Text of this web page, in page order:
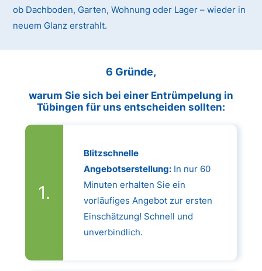
ob Dachboden, Garten, Wohnung oder Lager – wieder in
neuem Glanz erstrahlt.
6 Gründe,
warum Sie sich bei einer Entrümpelung in
Tübingen für uns entscheiden sollten:
Blitzschnelle
Angebotserstellung:In nur 60
Minuten erhalten Sie ein
vorläufiges Angebot zur ersten
Einschätzung! Schnell und
unverbindlich.